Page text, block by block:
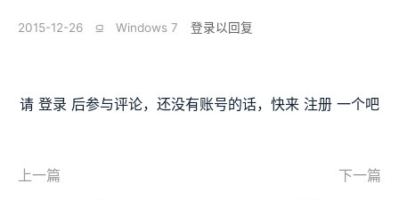
2015-12-26 ⫑ Windows 7 登录以回复
请 登录 后参与评论，还没有账号的话，快来 注册 一个吧
上一篇
下一篇